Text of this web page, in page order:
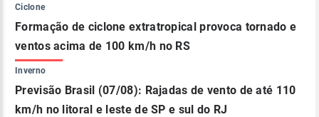
Ciclone
Formação de ciclone extratropical provoca tornado e
ventos acima de 100 km/h no RS
Inverno
Previsão Brasil (07/08): Rajadas de vento de até 110
km/h no litoral e leste de SP e sul do RJ